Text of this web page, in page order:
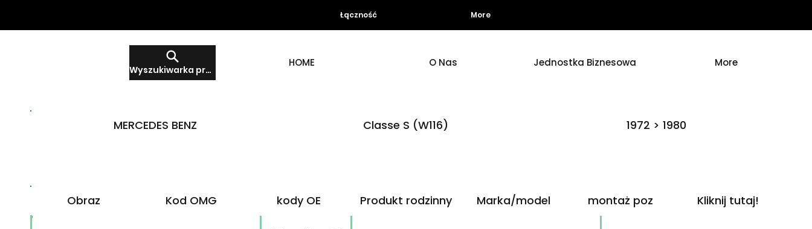
HOME O Nas Jednostka Biznesowa More
Wyszukiwarka produktów
Łączność More
Obraz Kod OMG kody OE Produkt rodzinny Marka/model montaż poz Kliknij tutaj!
MERCEDES BENZ Classe S (W116) 1972 > 1980